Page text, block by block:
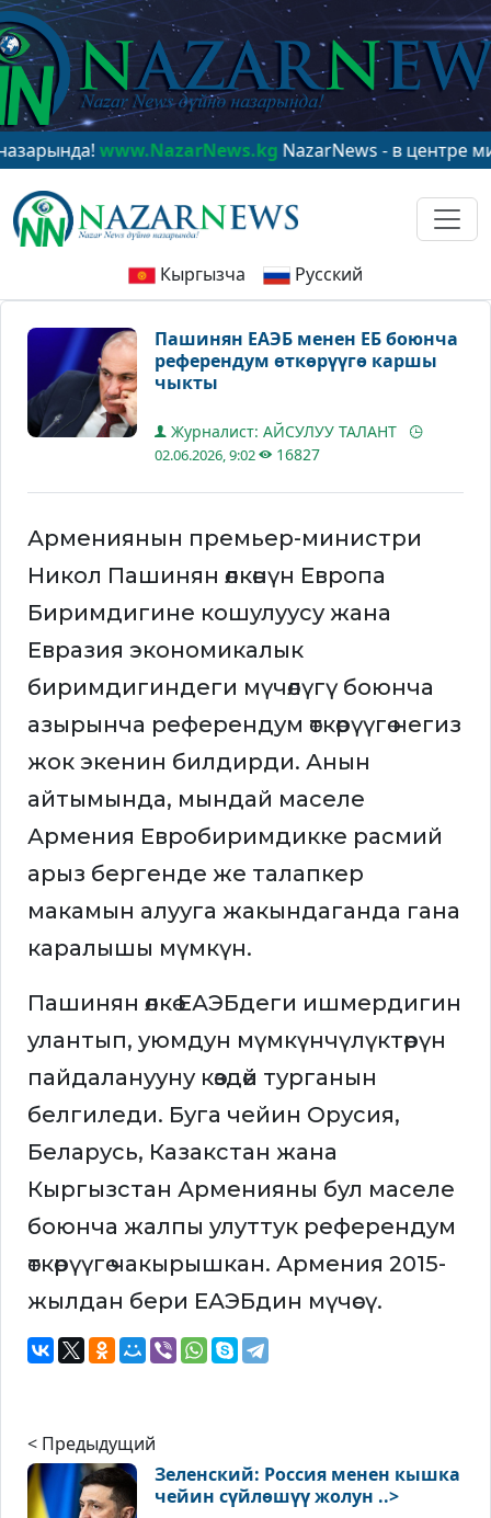
www.NazarNews.kgNazarNews - в центре
Кыргызча Русский
Пашинян ЕАЭБ менен ЕБ боюнча
референдум өткөрүүгө каршы
чыкты
Журналист: АЙСУЛУУ ТАЛАНТ
02.06.2026, 9:02 16827
Армениянын премьер-министри
Никол Пашинян өлкөнүн Европа
Биримдигине кошулуусу жана
Евразия экономикалык
биримдигиндеги мүчөлүгү боюнча
азырынча референдум өткөрүүгө негиз
жок экенин билдирди. Анын
айтымында, мындай маселе
Армения Евробиримдикке расмий
арыз бергенде же талапкер
макамын алууга жакындаганда гана
каралышы мүмкүн.
Пашинян өлкө ЕАЭБдеги ишмердигин
улантып, уюмдун мүмкүнчүлүктөрүн
пайдаланууну көздөй турганын
белгиледи. Буга чейин Орусия,
Беларусь, Казакстан жана
Кыргызстан Арменияны бул маселе
боюнча жалпы улуттук референдум
өткөрүүгө чакырышкан. Армения 2015-
жылдан бери ЕАЭБдин мүчөсү.
< Предыдущий
Зеленский: Россия менен кышка
чейин сүйлөшүү жолун ..>